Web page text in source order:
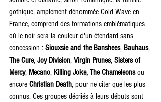
gothique, amplement dénommée Cold Wave en
France, comprend des formations emblématiques
où le noir sera la couleur d'un étendard sans
concession : Siouxsie and the Banshees, Bauhaus,
The Cure, Joy Division, Virgin Prunes, Sisters of
Mercy, Mecano, Killing Joke, The Chameleons ou
encore Christian Death, pour ne citer que les plus
connus. Ces groupes décriés à leurs débuts sont